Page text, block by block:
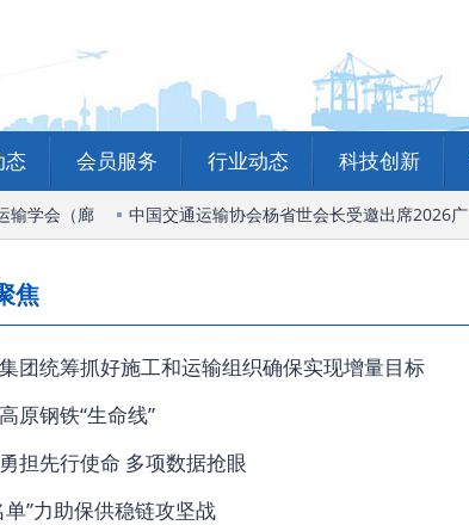
态 会员服务 行业动态 科技创新
学会（廊 中国交通运输协会杨省世会长受邀出席2026广
焦
团统筹抓好施工和运输组织确保实现增量目标
原钢铁“生命线”
担先行使命 多项数据抢眼
单”力助保供稳链攻坚战